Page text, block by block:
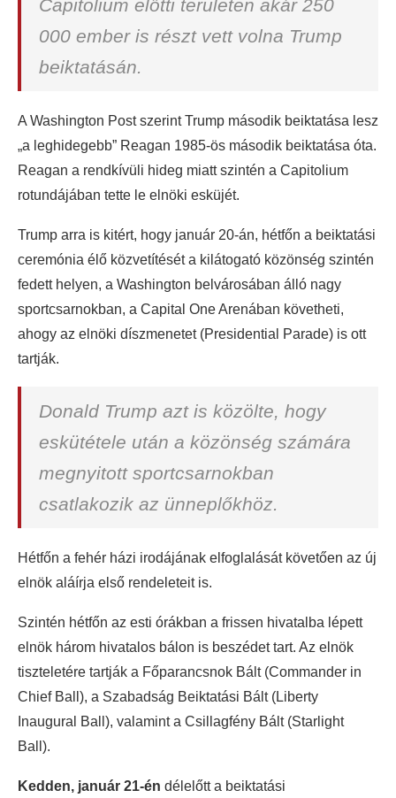
Capitolium előtti területen akár 250
000 ember is részt vett volna Trump
beiktatásán.
A Washington Post szerint Trump második beiktatása lesz
„a leghidegebb” Reagan 1985-ös második beiktatása óta.
Reagan a rendkívüli hideg miatt szintén a Capitolium
rotundájában tette le elnöki esküjét.
Trump arra is kitért, hogy január 20-án, hétfőn a beiktatási
ceremónia élő közvetítését a kilátogató közönség szintén
fedett helyen, a Washington belvárosában álló nagy
sportcsarnokban, a Capital One Arenában követheti,
ahogy az elnöki díszmenetet (Presidential Parade) is ott
tartják.
Donald Trump azt is közölte, hogy
eskütétele után a közönség számára
megnyitott sportcsarnokban
csatlakozik az ünneplőkhöz.
Hétfőn a fehér házi irodájának elfoglalását követően az új
elnök aláírja első rendeleteit is.
Szintén hétfőn az esti órákban a frissen hivatalba lépett
elnök három hivatalos bálon is beszédet tart. Az elnök
tiszteletére tartják a Főparancsnok Bált (Commander in
Chief Ball), a Szabadság Beiktatási Bált (Liberty
Inaugural Ball), valamint a Csillagfény Bált (Starlight
Ball).
Kedden, január 21-én délelőtt a beiktatási